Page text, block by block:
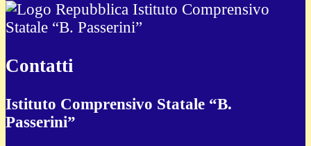
Istituto Comprensivo
Statale “B. Passerini”
Contatti
Istituto Comprensivo Statale “B.
Passerini”